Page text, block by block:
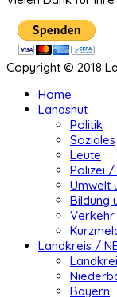
Copyright © 2018
Home
Landshut
Politik
Soziales
Leute
Polizei
Umwelt
Bildung
Verkehr
Landkreis /
Bayern